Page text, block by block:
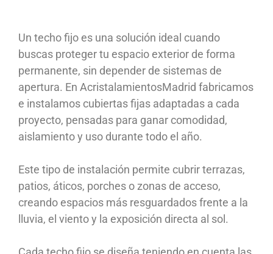
Un techo fijo es una solución ideal cuando
buscas proteger tu espacio exterior de forma
permanente, sin depender de sistemas de
apertura. En AcristalamientosMadrid fabricamos
e instalamos cubiertas fijas adaptadas a cada
proyecto, pensadas para ganar comodidad,
aislamiento y uso durante todo el año.
Este tipo de instalación permite cubrir terrazas,
patios, áticos, porches o zonas de acceso,
creando espacios más resguardados frente a la
lluvia, el viento y la exposición directa al sol.